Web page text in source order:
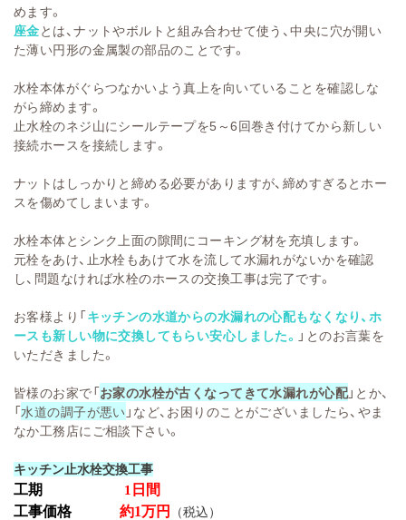
めます。
座金とは、ナットやボルトと組み合わせて使う、中央に穴が開い
た薄い円形の金属製の部品のことです。
水栓本体がぐらつなかいよう真上を向いていることを確認しな
がら締めます。
止水栓のネジ山にシールテープを5～6回巻き付けてから新しい
接続ホースを接続します。
ナットはしっかりと締める必要がありますが、締めすぎるとホー
スを傷めてしまいます。
水栓本体とシンク上面の隙間にコーキング材を充填します。
元栓をあけ、止水栓もあけて水を流して水漏れがないかを確認
し、問題なければ水栓のホースの交換工事は完了です。
お客様より「キッチンの水道からの水漏れの心配もなくなり、ホ
ースも新しい物に交換してもらい安心しました。 」とのお言葉を
いただきました。
皆様のお家で「お家の水栓が古くなってきて水漏れが心配」とか、
「水道の調子が悪い 」など、お困りのことがございましたら、やま
なか工務店にご相談下さい。
キッチン止水栓交換工事
工期 1 日間
工事価格
約1万円
（税込）